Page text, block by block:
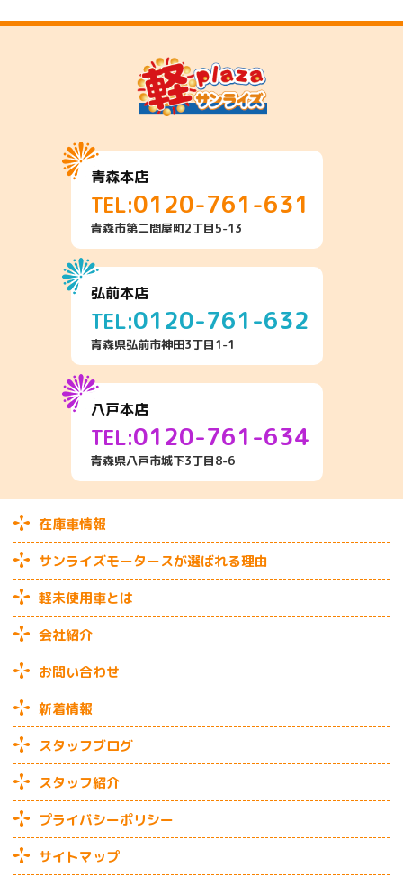
青森本店
TEL:0120-761-631
青森市第二問屋町2丁目5-13
弘前本店
TEL:0120-761-632
青森県弘前市神田3丁目1-1
八戸本店
TEL:0120-761-634
青森県八戸市城下3丁目8-6
在庫車情報
サンライズモータースが選ばれる理由
軽未使用車とは
会社紹介
お問い合わせ
新着情報
スタッフブログ
スタッフ紹介
プライバシーポリシー
サイトマップ